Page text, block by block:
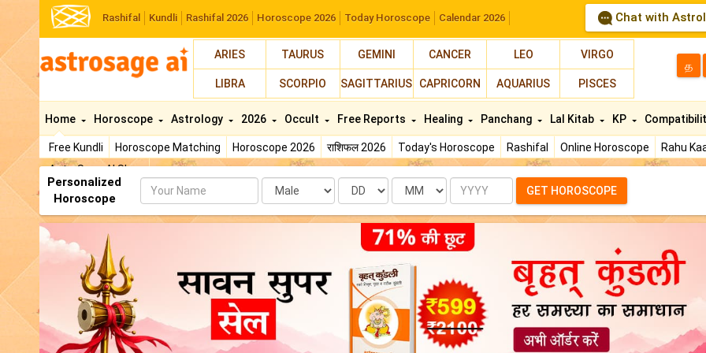
Rashifal Kundli Rashifal 2026 Horoscope 2026 Today Horoscope Calendar 2026 Chat with
ARIES TAURUS GEMINI CANCER LEO VIRGO
LIBRA SCORPIO SAGITTARIUS CAPRICORN AQUARIUS PISCES
த
Home
Free Kundli Horoscope Matching Horoscope 2026 राशिफल 2026 Today's Horoscope Rashifal Online Horoscope Rahu
AstroSage AI Shop
Horoscope Astrology 2026 Occult Free Reports Healing Panchang Lal Kitab KP
Personalized
Horoscope
Name Date Month Year GET HOROSCOPE